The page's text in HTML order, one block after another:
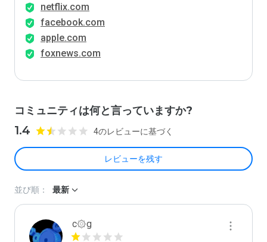
netflix.com
facebook.com
apple.com
foxnews.com
コミュニティは何と言っていますか?
1.4 4のレビューに基づく
レビューを残す
並び順： 最新
c۞g